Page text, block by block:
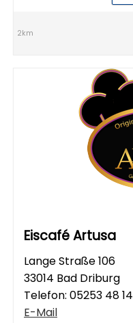
2km
Eiscafé Artusa
Lange Straße 106
33014 Bad Driburg
Telefon: 05253 48 14
E-Mail